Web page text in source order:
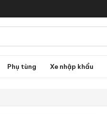
Phụ tùng Xe nhập khẩu